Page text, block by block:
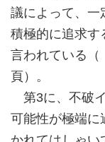
議によって、一
積極的に追求す
言われている（
頁）。
第3に、不破
可能性が極端に